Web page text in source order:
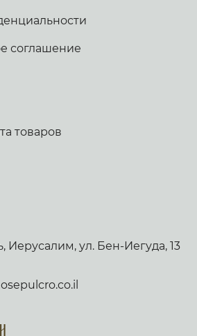
соглашение
товаров
Иерусалим, ул. Бен-Иегуда, 13